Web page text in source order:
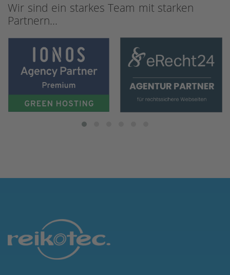
Wir sind ein starkes Team mit starken
Partnern...